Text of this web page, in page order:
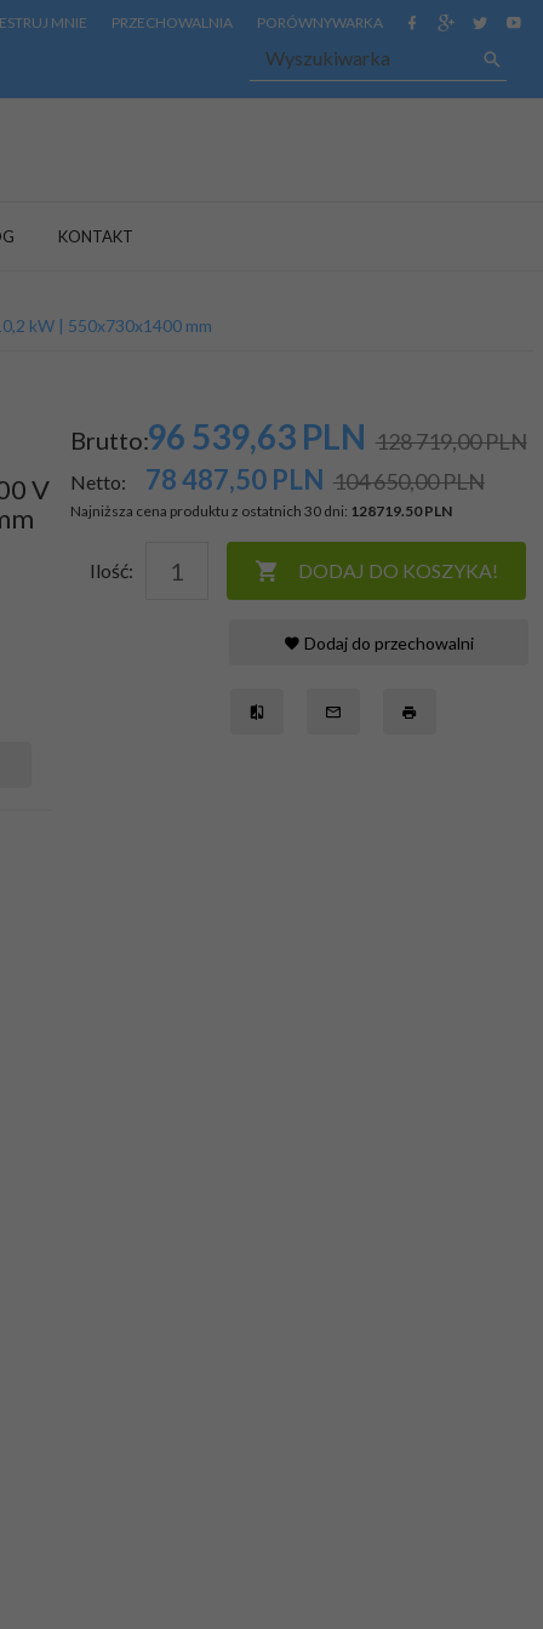
MNIE PRZECHOWALNIA PORÓWNYWARKA
KONTAKT
kW | 550x730x1400 mm
V
Brutto:96 539,63 PLN 128 719,00 PLN
Netto: 78 487,50 PLN 104 650,00 PLN
Najniższa cena produktu z ostatnich 30 dni: 128719.50 PLN
Ilość: DODAJ DO KOSZYKA!
Dodaj do przechowalni